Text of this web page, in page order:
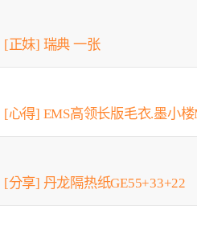
[正妹] 瑞典 一张
[心得] EMS高领长版毛衣.墨小楼
[分享] 丹龙隔热纸GE55+33+22